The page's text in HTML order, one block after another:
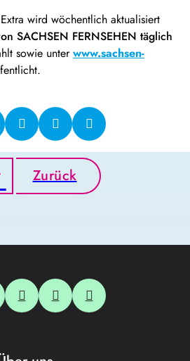
wird wöchentlich aktualisiert
SACHSEN FERNSEHEN täglich
sowie unterwww.sachsen-
Zurück